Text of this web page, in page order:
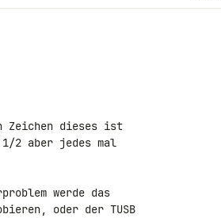
Zeichen dieses ist
1/2 aber jedes mal
werde das
oder der TUSB